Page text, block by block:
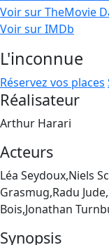
Voir sur TheMovie
Voir sur IMDb
L'inconnue
Réservez vos places
Réalisateur
Arthur Harari
Acteurs
Léa Seydoux,Niels
Grasmug,Radu
Bois,Jonathan
Synopsis